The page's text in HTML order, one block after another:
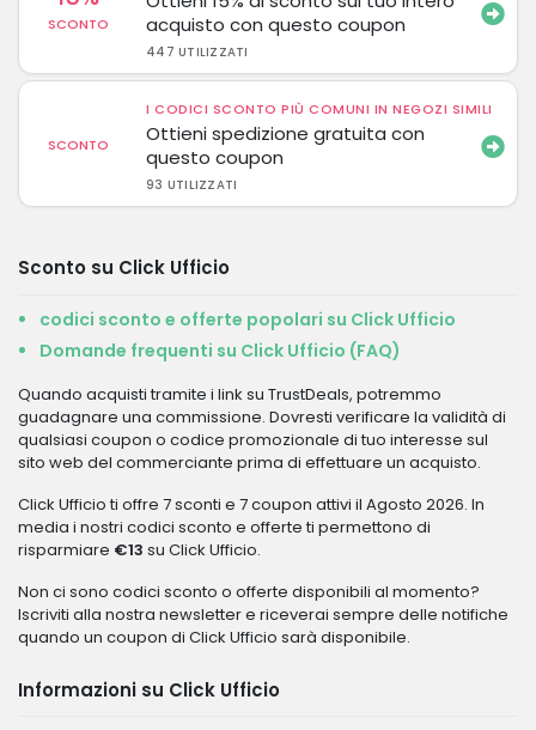
SCONTO
acquisto con questo coupon
447 UTILIZZATI
SCONTO
I CODICI SCONTO PIÙ COMUNI IN NEGOZI SIMILI
Ottieni spedizione gratuita con
questo coupon
93 UTILIZZATI
Sconto su Click Ufficio
codici sconto e offerte popolari su Click Ufficio
Domande frequenti su Click Ufficio (FAQ)
Quando acquisti tramite i link su TrustDeals, potremmo
guadagnare una commissione. Dovresti verificare la validità di
qualsiasi coupon o codice promozionale di tuo interesse sul
sito web del commerciante prima di effettuare un acquisto.
Click Ufficio ti offre 7 sconti e 7 coupon attivi il Agosto 2026. In
media i nostri codici sconto e offerte ti permettono di
risparmiare €13 su Click Ufficio.
Non ci sono codici sconto o offerte disponibili al momento?
Iscriviti alla nostra newsletter e riceverai sempre delle notifiche
quando un coupon di Click Ufficio sarà disponibile.
Informazioni su Click Ufficio